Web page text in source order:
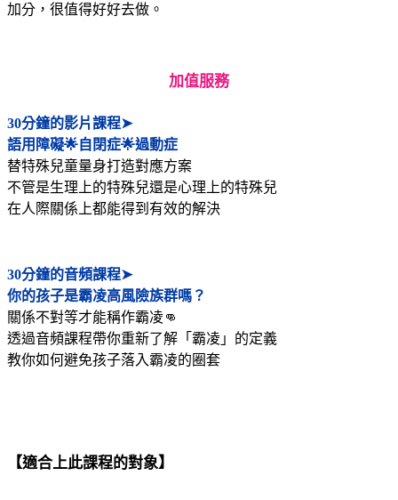
加分，很值得好好去做。
加值服務
30分鐘的影片課程➤
語用障礙🌟自閉症🌟過動症
替特殊兒童量身打造對應方案
不管是生理上的特殊兒還是心理上的特殊兒
在人際關係上都能得到有效的解決
30分鐘的音頻課程➤
你的孩子是霸凌高風險族群嗎？
關係不對等才能稱作霸凌👊
透過音頻課程帶你重新了解「霸凌」的定義
教你如何避免孩子落入霸凌的圈套
【適合上此課程的對象】